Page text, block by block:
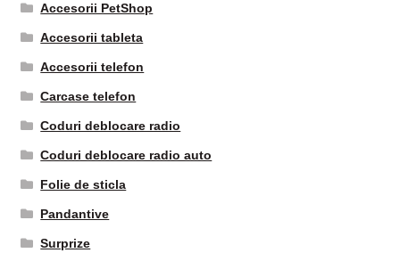
Accesorii PetShop
Accesorii tableta
Accesorii telefon
Carcase telefon
Coduri deblocare radio
Coduri deblocare radio auto
Folie de sticla
Pandantive
Surprize